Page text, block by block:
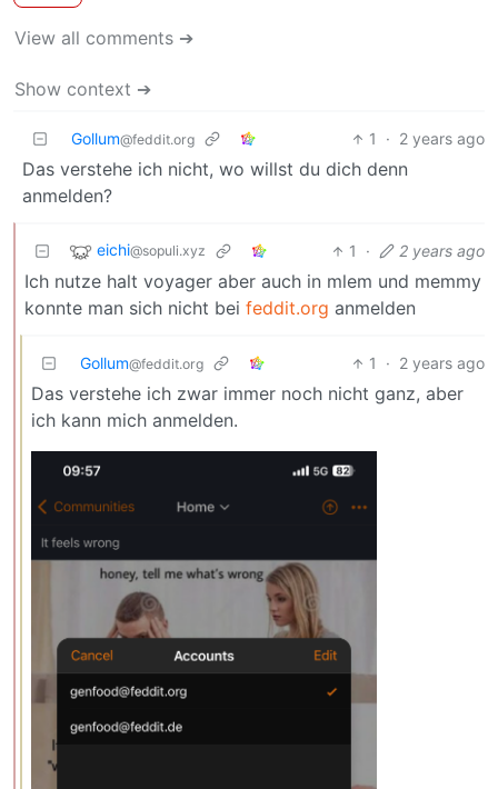
View all comments ➔
Show context ➔
Gollum@feddit.org 1 · 2 years ago
Das verstehe ich nicht, wo willst du dich denn
anmelden?
eichi@sopuli.xyz 1 · 2 years ago
Ich nutze halt voyager aber auch in mlem und memmy
konnte man sich nicht bei feddit.org anmelden
Gollum@feddit.org 1 · 2 years ago
Das verstehe ich zwar immer noch nicht ganz, aber
ich kann mich anmelden.